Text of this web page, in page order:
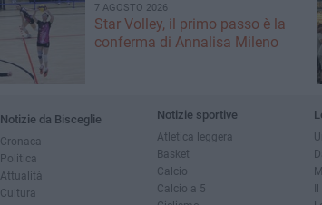
7 AGOSTO 2026
Star Volley, il primo passo è la
conferma di Annalisa Mileno
Notizie da Bisceglie
Cronaca
Politica
Attualità
Cultura
Notizie sportive
Atletica leggera
Basket
Calcio
Calcio a 5
Il